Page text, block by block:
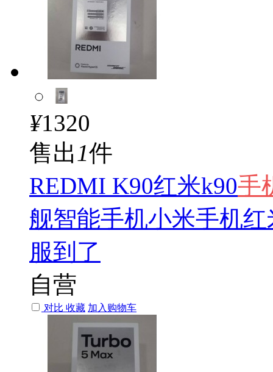
¥1320
售出1件
REDMI K90红米k90手
舰智能手机小米手机红
服到了
自营
对比 收藏 加入购物车